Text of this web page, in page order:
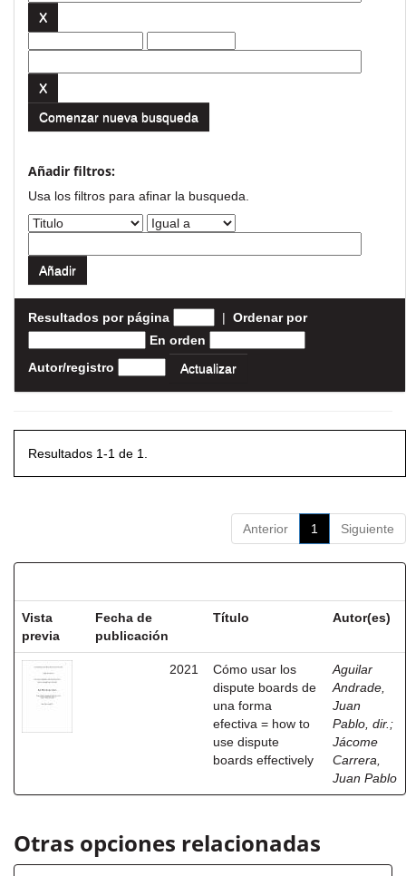
Comenzar nueva busqueda
Añadir filtros:
Usa los filtros para afinar la busqueda.
Resultados por página | Ordenar por
En orden
Autor/registro
Resultados 1-1 de 1.
Anterior 1 Siguiente
Vista
previa
Fecha de
publicación
Título Autor(es)
2021
Cómo usar los
dispute boards de
una forma
efectiva = how to
use dispute
boards effectively
Aguilar
Andrade,
Juan
Pablo, dir. ;
Jácome
Carrera,
Juan Pablo
Otras opciones relacionadas